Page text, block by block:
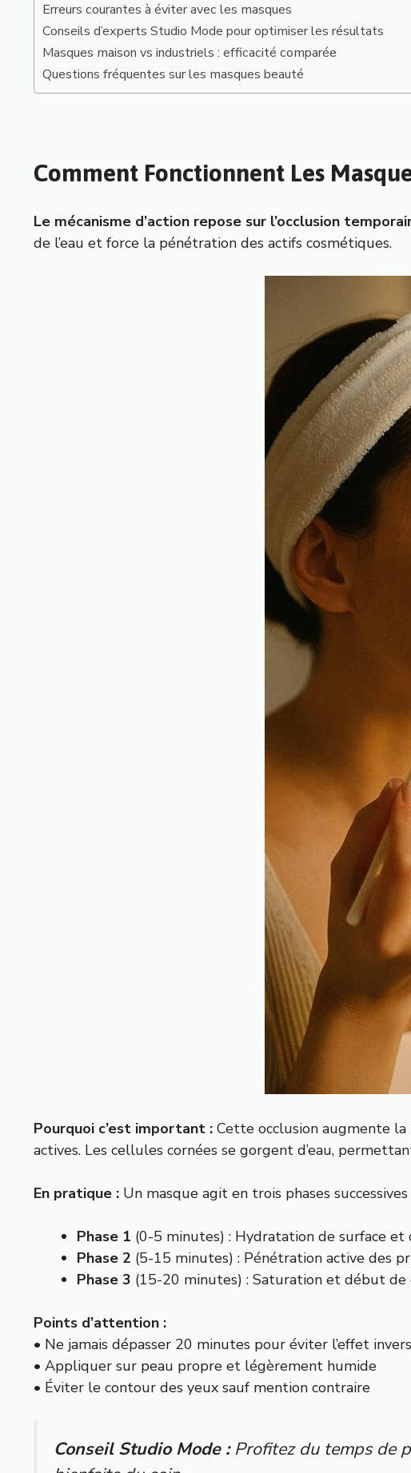
Erreurs courantes à éviter avec les masques
Conseils d’experts Studio Mode pour optimiser les résultats
Masques maison vs industriels : efficacité comparée
Questions fréquentes sur les masques beauté
Comment Fonctionnent Les
Le mécanisme d’action repose sur l’occlusion
de l’eau et force la pénétration des actifs cosmétiques.
Pourquoi c’est important : Cette occlusion augmente
actives. Les cellules cornées se gorgent d’eau,
En pratique : Un masque agit en trois phases successives
Phase 1 (0-5 minutes) : Hydratation de surface et
Phase 2 (5-15 minutes) : Pénétration active des
Phase 3 (15-20 minutes) : Saturation et début
Points d’attention :
• Ne jamais dépasser 20 minutes pour éviter l’effet
• Appliquer sur peau propre et légèrement humide
• Éviter le contour des yeux sauf mention contraire
Conseil Studio Mode :Profitez du temps de